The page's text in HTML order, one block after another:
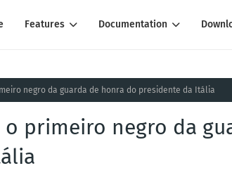
Features Documentation
negro da guarda de honra do presidente da Itália
primeiro negro da